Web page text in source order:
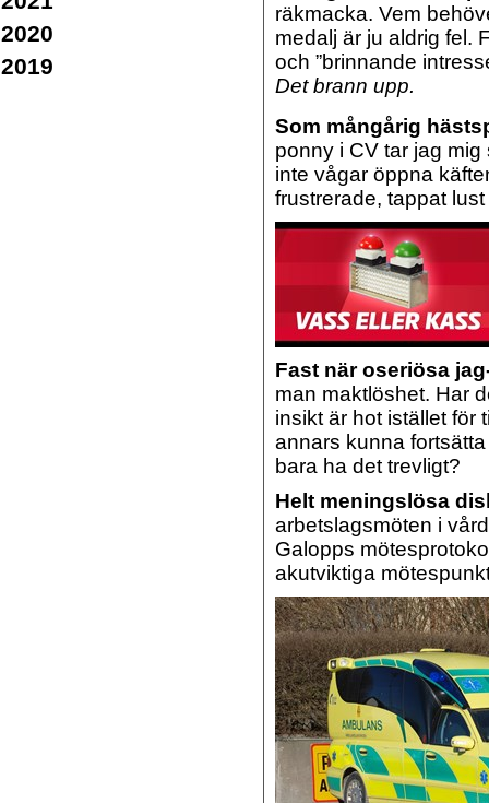
2020
2019
räkmacka. Vem
medalj är ju aldrig fel.
och ”brinnande
Det brann upp.
Som mångårig
ponny i CV tar jag
inte vågar öppna
frustrerade, tappat
Fast när oseriösa
man maktlöshet. Har
insikt är hot istället för
annars kunna
bara ha det trevligt?
Helt meningslösa
arbetslagsmöten i
Galopps
akutviktiga